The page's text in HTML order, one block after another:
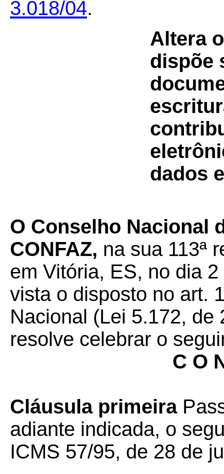
3.018/04.
Altera
dispõe
dados
O Conselho Nacional
CONFAZ, na sua 113ª
em Vitória, ES, no dia
vista o disposto no art.
Nacional (Lei 5.172, de
resolve celebrar o
C O
Cláusula primeira
adiante indicada, o
ICMS 57/95, de 28 de